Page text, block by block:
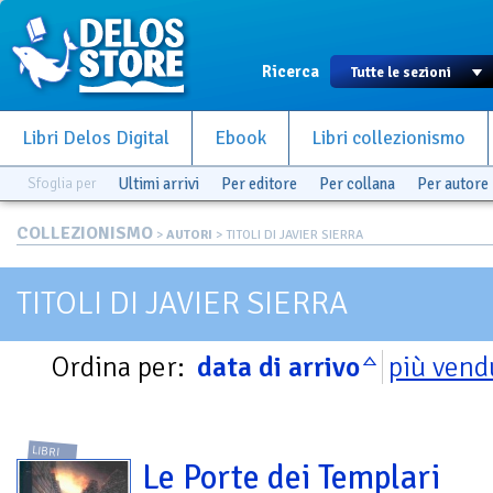
Ricerca
Libri Delos Digital Ebook Libri collezionismo
Sfoglia per Ultimi arrivi Per editore Per collana Per autore
COLLEZIONISMO > AUTORI > TITOLI DI JAVIER SIERRA
TITOLI DI JAVIER SIERRA
Ordina per: data di arrivo più
LIBRI
Le Porte dei Templari